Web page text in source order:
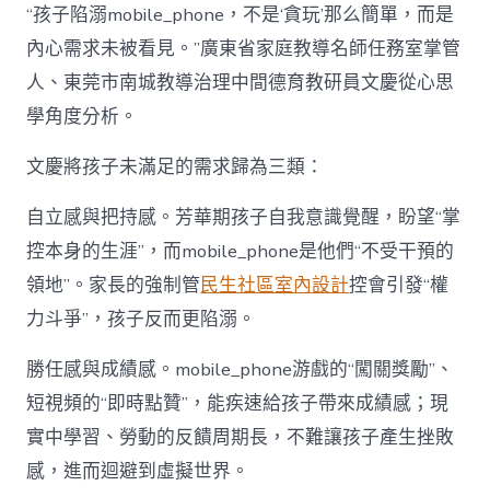
“孩子陷溺mobile_phone，不是‘貪玩’那么簡單，而是
內心需求未被看見。”廣東省家庭教導名師任務室掌管
人、東莞市南城教導治理中間德育教研員文慶從心思
學角度分析。
文慶將孩子未滿足的需求歸為三類：
自立感與把持感。芳華期孩子自我意識覺醒，盼望“掌
控本身的生涯”，而mobile_phone是他們“不受干預的
領地”。家長的強制管民生社區室內設計控會引發“權
力斗爭”，孩子反而更陷溺。
勝任感與成績感。mobile_phone游戲的“闖關獎勵”、
短視頻的“即時點贊”，能疾速給孩子帶來成績感；現
實中學習、勞動的反饋周期長，不難讓孩子產生挫敗
感，進而迴避到虛擬世界。